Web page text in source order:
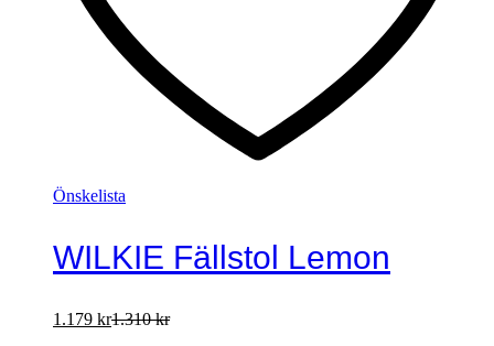
Önskelista
WILKIE Fällstol Lemon
1.179 kr1.310kr